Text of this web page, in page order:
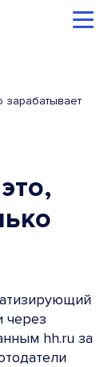
зарабатывает
через
hh.ru за